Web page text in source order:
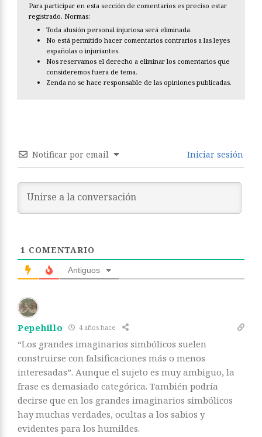
Para participar en esta sección de comentarios es preciso estar
registrado. Normas:
Toda alusión personal injuriosa será eliminada.
No está permitido hacer comentarios contrarios a las leyes
españolas o injuriantes.
Nos reservamos el derecho a eliminar los comentarios que
consideremos fuera de tema.
Zenda no se hace responsable de las opiniones publicadas.
Notificar por email Iniciar sesión
1 COMENTARIO
Antiguos
Pepehillo 4 años hace
“Los grandes imaginarios simbólicos suelen
construirse con falsificaciones más o menos
interesadas”. Aunque el sujeto es muy ambiguo, la
frase es demasiado categórica. También podría
decirse que en los grandes imaginarios simbólicos
hay muchas verdades, ocultas a los sabios y
evidentes para los humildes.